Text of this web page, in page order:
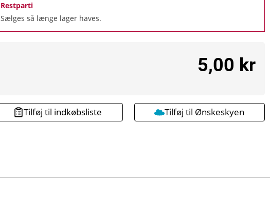
Restparti
Sælges så længe lager haves.
5,00 kr
Tilføj til indkøbsliste Tilføj til Ønskeskyen